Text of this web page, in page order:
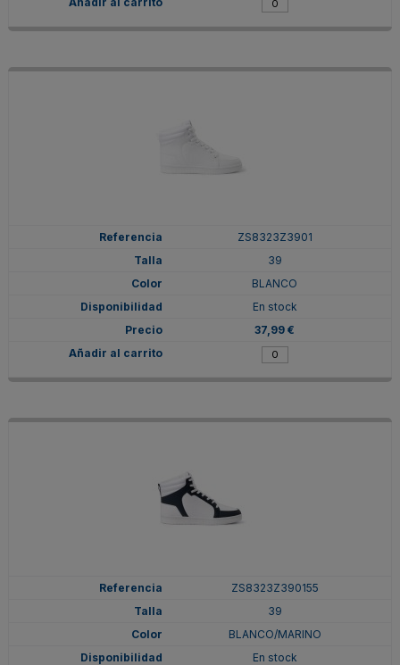
ZS8323Z3901
39
BLANCO
En stock
37,99 €
ZS8323Z390155
39
BLANCO/MARINO
En stock